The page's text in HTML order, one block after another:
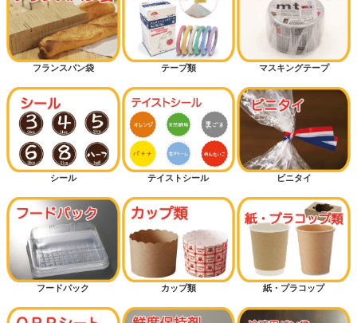
メロンパン
ドッグパン
菓子パン（保湿が必要なパン）
クロワッサン
バーガー
カンパーニュ（大きいパン）
細長パン
カレーパン
フランスパン袋 テープ類 マスキングテープ
シール テイストシール ビニタイ
フードパック カップ類 紙・プラコップ